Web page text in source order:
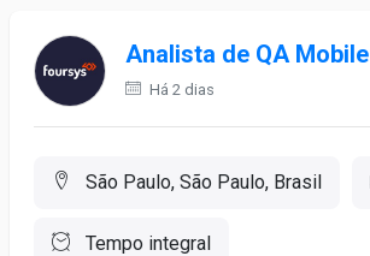
Analista de QA Mobile
Há 2 dias
São Paulo, São Paulo, Brasil
Tempo integral